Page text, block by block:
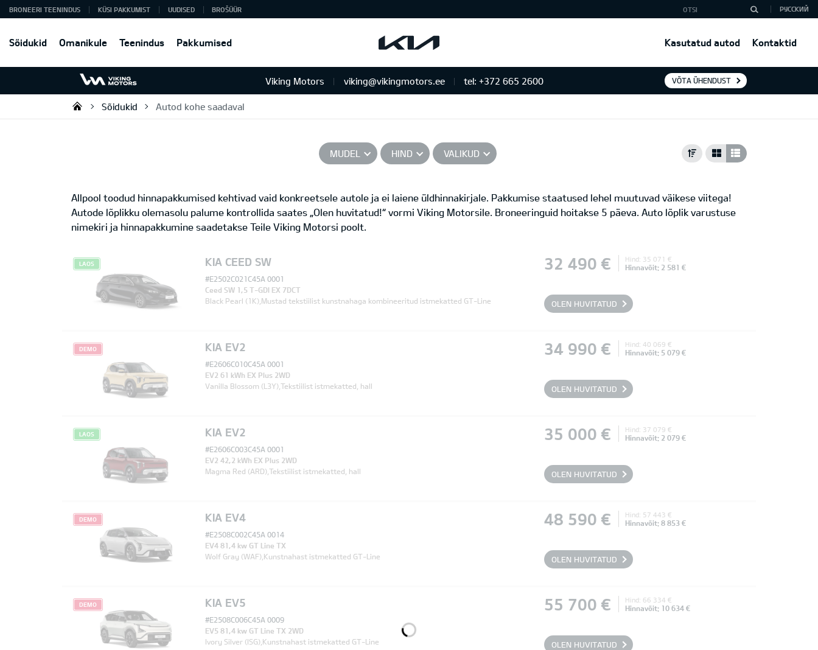
Sõidukid Omanikule Teenindus Pakkumised Kasutatud autod Kontaktid
BRONEERI TEENINDUS KÜSI PAKKUMIST UUDISED BROŠÜÜR РУССКИЙ
Viking Motors viking@vikingmotors.ee tel: +372 665 2600 VÕTA ÜHENDUST
Viking Motors - Kia müük, hooldus ja remont
Sõidukid Autod kohe saadaval
MUDEL HIND VALIKUD
Allpool toodud hinnapakkumised kehtivad vaid konkreetsele autole ja ei laiene üldhinnakirjale. Pakkumise staatused lehel muutuvad väikese viitega!
Autode lõplikku olemasolu palume kontrollida saates „Olen huvitatud!“ vormi Viking Motorsile. Broneeringuid hoitakse 5 päeva. Auto lõplik varustuse
nimekiri ja hinnapakkumine saadetakse Teile Viking Motorsi poolt.
KIA CEED SW 32 490 € Hind: 35 071 €
Hinnavõit: 2 581 €
LAOS
#E2502C021C45A 0001
Ceed SW 1,5 T-GDI EX 7DCT
Black Pearl (1K),Mustad tekstiilist kunstnahaga kombineeritud istmekatted GT-Line
OLEN HUVITATUD
KIA EV2 34 990 € Hind: 40 069 €
Hinnavõit: 5 079 €
DEMO
#E2606C010C45A 0001
EV2 61 kWh EX Plus 2WD
Vanilla Blossom (L3Y),Tekstiilist istmekatted, hall
OLEN HUVITATUD
KIA EV2 35 000 € Hind: 37 079 €
Hinnavõit: 2 079 €
LAOS
#E2606C003C45A 0001
EV2 42,2 kWh EX Plus 2WD
Magma Red (ARD),Tekstiilist istmekatted, hall
OLEN HUVITATUD
KIA EV4 48 590 € Hind: 57 443 €
Hinnavõit: 8 853 €
DEMO
#E2508C002C45A 0014
EV4 81,4 kw GT Line TX
Wolf Gray (WAF),Kunstnahast istmekatted GT-Line
OLEN HUVITATUD
KIA EV5 55 700 € Hind: 66 334 €
Hinnavõit: 10 634 €
DEMO
#E2508C006C45A 0009
EV5 81,4 kw GT Line TX 2WD
Ivory Silver (ISG),Kunstnahast istmekatted GT-Line
OLEN HUVITATUD